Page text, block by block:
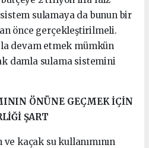
sulamaya da bunun bir
önce gerçekleştirilmeli.
devam etmek mümkün
damla sulama sistemini
ÖNÜNE GEÇMEK İÇİN
ŞART
kaçak su kullanımının